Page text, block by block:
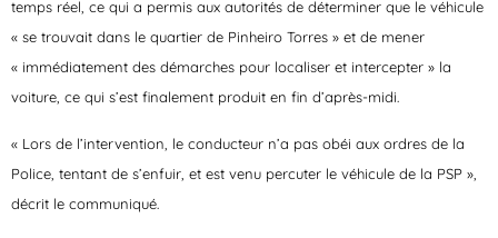
temps réel, ce qui a permis aux autorités de déterminer que le véhicule
« se trouvait dans le quartier de Pinheiro Torres » et de mener
« immédiatement des démarches pour localiser et intercepter » la
voiture, ce qui s’est finalement produit en fin d’après-midi.
« Lors de l’intervention, le conducteur n’a pas obéi aux ordres de la
Police, tentant de s’enfuir, et est venu percuter le véhicule de la PSP »,
décrit le communiqué.